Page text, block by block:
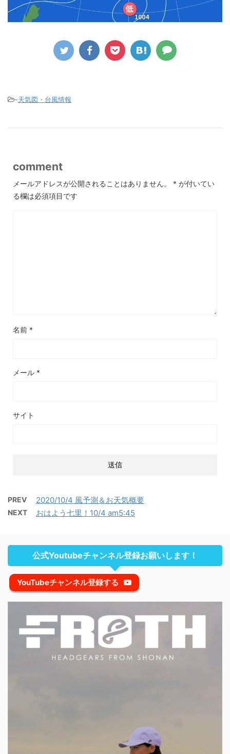
-天気図・台風情報
comment
メールアドレスが公開されることはありません。 * が付いてい
る欄は必須項目です
名前 *
メール *
サイト
PREV 2020/10/4 風予測＆お天気概要
NEXT おはよう七里！10/4 am5:45
公式Youtubeチャンネル登録お願いします！
YouTubeチャンネル登録する